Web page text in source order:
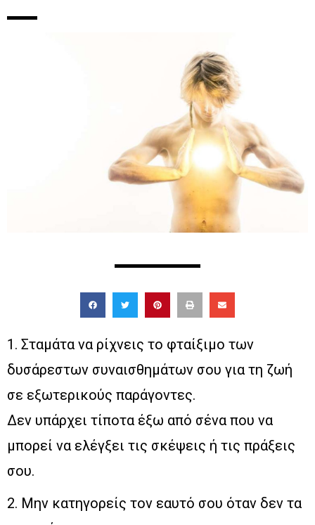
1. Σταμάτα να ρίχνεις το φταίξιμο των
δυσάρεστων συναισθημάτων σου για τη ζωή
σε εξωτερικούς παράγοντες.
Δεν υπάρχει τίποτα έξω από σένα που να
μπορεί να ελέγξει τις σκέψεις ή τις πράξεις
σου.
2. Μην κατηγορείς τον εαυτό σου όταν δεν τα